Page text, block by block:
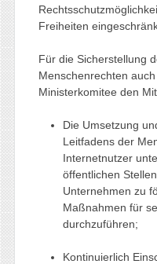
Freiheiten
Für die Sicherstellung
Menschenrechten
Ministerkomitee den
Die Umsetzung
Leitfadens der
Internetnutzer
öffentlichen
Unternehmen zu
Maßnahmen für
durchzuführen;
Kontinuierlich